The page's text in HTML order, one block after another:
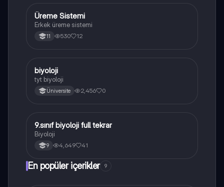
Biyoloji
Üreme Sistemi
Erkek üreme sistemi
11 530 12
BBiyoloji
biyoloji
tyt biyoloji
Üniversite 2,456 0
Biyoloji
9.sınıf biyoloji full tekrar
Biyoloji
9 4,649 41
En popüler içerikler 9